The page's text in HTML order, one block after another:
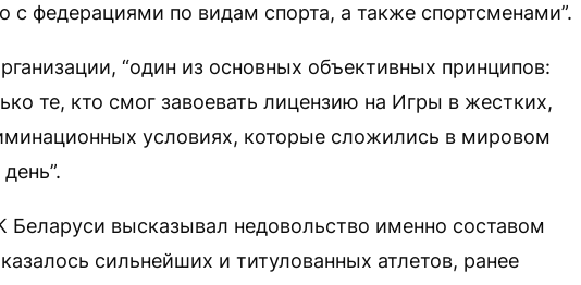
с федерациями по видам спорта, а также спортсменами”.
“один из основных объективных принципов:
те, кто смог завоевать лицензию на Игры в жестких,
условиях, которые сложились в мировом
Беларуси высказывал недовольство именно составом
сильнейших и титулованных атлетов, ранее